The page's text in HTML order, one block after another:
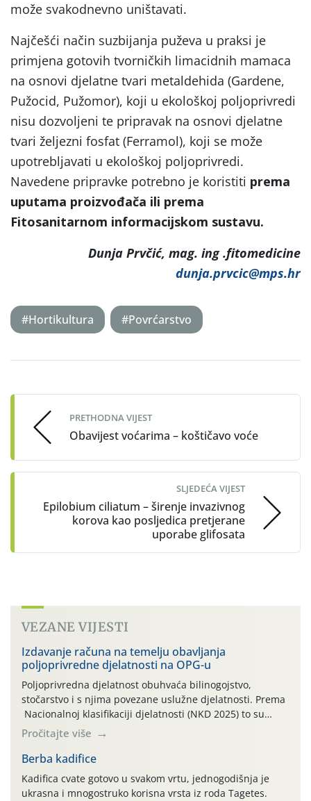
može svakodnevno uništavati.
Najčešći način suzbijanja puževa u praksi je
primjena gotovih tvorničkih limacidnih mamaca
na osnovi djelatne tvari metaldehida (Gardene,
Pužocid, Pužomor), koji u ekološkoj poljoprivredi
nisu dozvoljeni te pripravak na osnovi djelatne
tvari željezni fosfat (Ferramol), koji se može
upotrebljavati u ekološkoj poljoprivredi.
Navedene pripravke potrebno je koristiti prema
uputama proizvođača ili prema
Fitosanitarnom informacijskom sustavu.
Dunja Prvčić, mag. ing .fitomedicine
dunja.prvcic@mps.hr
#Hortikultura #Povrćarstvo
navigation
PRETHODNA VIJEST
Obavijest voćarima – koštičavo voće
SLJEDEĆA VIJEST
Epilobium ciliatum – širenje invazivnog
korova kao posljedica pretjerane
uporabe glifosata
VEZANE VIJESTI
Izdavanje računa na temelju obavljanja
poljoprivredne djelatnosti na OPG-u
Poljoprivredna djelatnost obuhvaća bilinogojstvo,
stočarstvo i s njima povezane uslužne djelatnosti. Prema
Nacionalnoj klasifikaciji djelatnosti (NKD 2025) to su
skupne 01.1, 01.2, 01.3, 01.4, 01.5 i 01.6. Djelatnost
prerade poljoprivrednih proizvoda je svako djelovanje na
poljoprivredni proizvod čiji je rezultat proizvod koji
također može biti poljoprivredni proizvod poput npr.
maslinovog ulja, bučinog ulja, vino od […]
Pročitajte više
Berba kadifice
Kadifica cvate gotovo u svakom vrtu, jednogodišnja je
ukrasna i mnogostruko korisna vrsta iz roda Tagetes.